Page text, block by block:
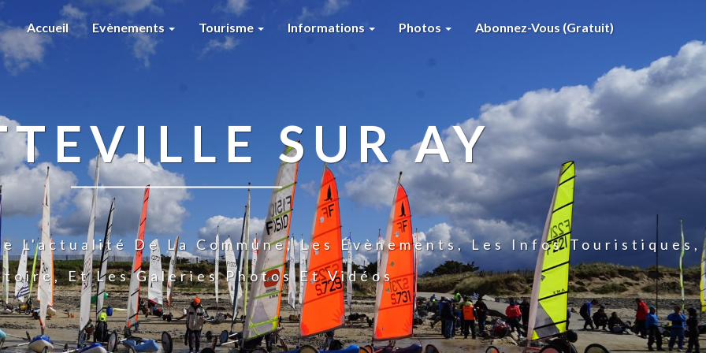
Accueil Evènements Tourisme Informations Photos Abonnez-Vous (gratuit)
SUR AY
L'actualité De La Commune, Les Évènements, Les Infos Touristiques,
Et Les Galeries Photos Et Vidéos